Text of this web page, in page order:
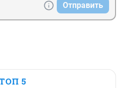
Отправить
5